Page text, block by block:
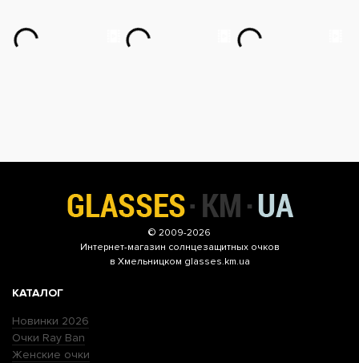
© 2009-2026
Интернет-магазин солнцезащитных очков
в Хмельницком glasses.km.ua
КАТАЛОГ
Новинки 2026
Очки Ray Ban
Женские очки